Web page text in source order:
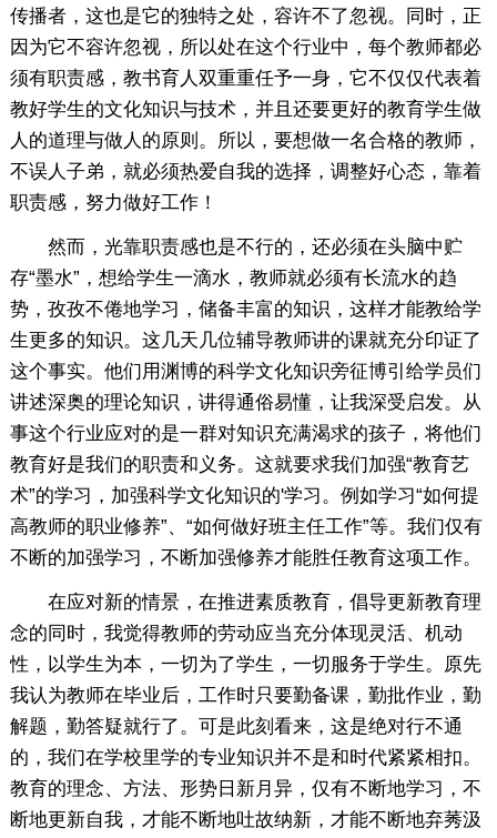
传播者，这也是它的独特之处，容许不了忽视。同时，正
因为它不容许忽视，所以处在这个行业中，每个教师都必
须有职责感，教书育人双重重任予一身，它不仅仅代表着
教好学生的文化知识与技术，并且还要更好的教育学生做
人的道理与做人的原则。所以，要想做一名合格的教师，
不误人子弟，就必须热爱自我的选择，调整好心态，靠着
职责感，努力做好工作！
然而，光靠职责感也是不行的，还必须在头脑中贮
存“墨水”，想给学生一滴水，教师就必须有长流水的趋
势，孜孜不倦地学习，储备丰富的知识，这样才能教给学
生更多的知识。这几天几位辅导教师讲的课就充分印证了
这个事实。他们用渊博的科学文化知识旁征博引给学员们
讲述深奥的理论知识，讲得通俗易懂，让我深受启发。从
事这个行业应对的是一群对知识充满渴求的孩子，将他们
教育好是我们的职责和义务。这就要求我们加强“教育艺
术”的学习，加强科学文化知识的'学习。例如学习“如何提
高教师的职业修养”、“如何做好班主任工作”等。我们仅有
不断的加强学习，不断加强修养才能胜任教育这项工作。
在应对新的情景，在推进素质教育，倡导更新教育理
念的同时，我觉得教师的劳动应当充分体现灵活、机动
性，以学生为本，一切为了学生，一切服务于学生。原先
我认为教师在毕业后，工作时只要勤备课，勤批作业，勤
解题，勤答疑就行了。可是此刻看来，这是绝对行不通
的，我们在学校里学的专业知识并不是和时代紧紧相扣。
教育的理念、方法、形势日新月异，仅有不断地学习，不
断地更新自我，才能不断地吐故纳新，才能不断地弃莠汲